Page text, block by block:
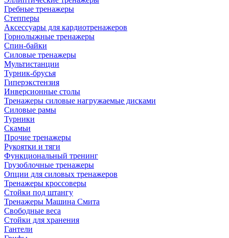
Гребные тренажеры
Степперы
Аксессуары для кардиотренажеров
Горнолыжные тренажеры
Спин-байки
Силовые тренажеры
Мультистанции
Турник-брусья
Гиперэкстензия
Инверсионные столы
Тренажеры силовые нагружаемые дисками
Силовые рамы
Турники
Скамьи
Прочие тренажеры
Рукоятки и тяги
Функциональный тренинг
Грузоблочные тренажеры
Опции для силовых тренажеров
Тренажеры кроссоверы
Стойки под штангу
Тренажеры Машина Смита
Свободные веса
Стойки для хранения
Гантели